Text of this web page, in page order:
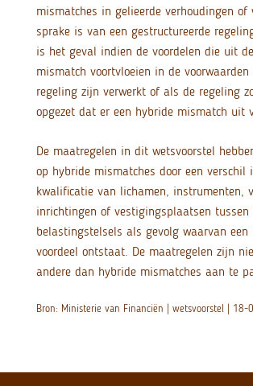
mismatches in gelieerde verhoudingen of
sprake is van een gestructureerde
is het geval indien de voordelen die uit
mismatch voortvloeien in de voorwaarden
regeling zijn verwerkt of als de regeling
opgezet dat er een hybride mismatch uit
De maatregelen in dit wetsvoorstel
op hybride mismatches door een verschil
kwalificatie van lichamen, instrumenten,
inrichtingen of vestigingsplaatsen tussen
belastingstelsels als gevolg waarvan een
voordeel ontstaat. De maatregelen zijn
andere dan hybride mismatches aan te
Bron: Ministerie van Financiën | wetsvoorstel | 18-